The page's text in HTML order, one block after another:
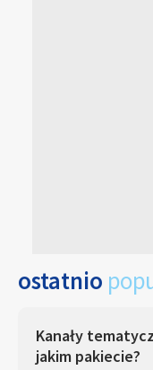
ostatnio
Kanały
jakim pakiecie?